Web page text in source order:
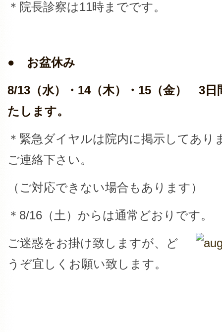
＊院長診察は11時までです。
● お盆休み
8/13（水）・14（木）・15（金） 3
たします。
＊緊急ダイヤルは院内に掲示してあり
ご連絡下さい。
（ご対応できない場合もあります）
＊8/16（土）からは通常どおりです。
ご迷惑をお掛け致しますが、ど
うぞ宜しくお願い致します。